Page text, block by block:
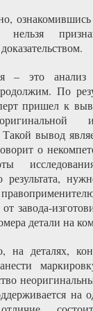
нельзя
– это анализ
По
пришел к
вывод
о
результата,
завода-
детали на
на деталях,
на